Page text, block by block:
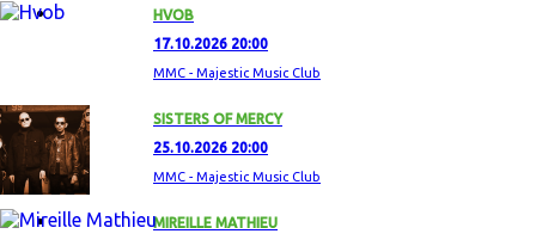
HVOB
17.10.2026 20:00
MMC - Majestic Music Club
SISTERS OF MERCY
25.10.2026 20:00
MMC - Majestic Music Club
MIREILLE MATHIEU